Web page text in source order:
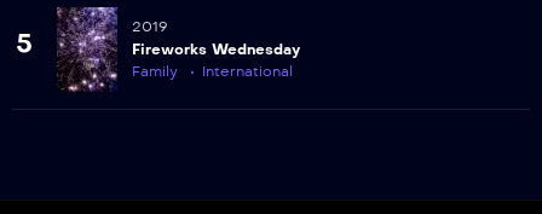
Episodio 33
34
Episodio 34
5
2019
Fireworks Wednesday
Family
International